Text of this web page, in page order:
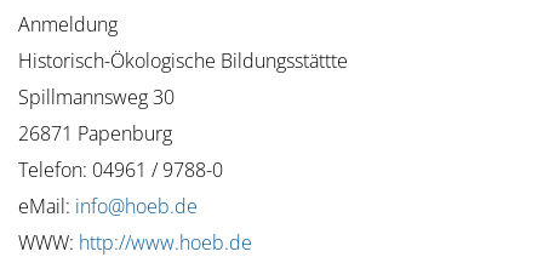
Anmeldung
Historisch-Ökologische Bildungsstättte
Spillmannsweg 30
26871 Papenburg
Telefon: 04961 / 9788-0
eMail: info@hoeb.de
WWW: http://www.hoeb.de